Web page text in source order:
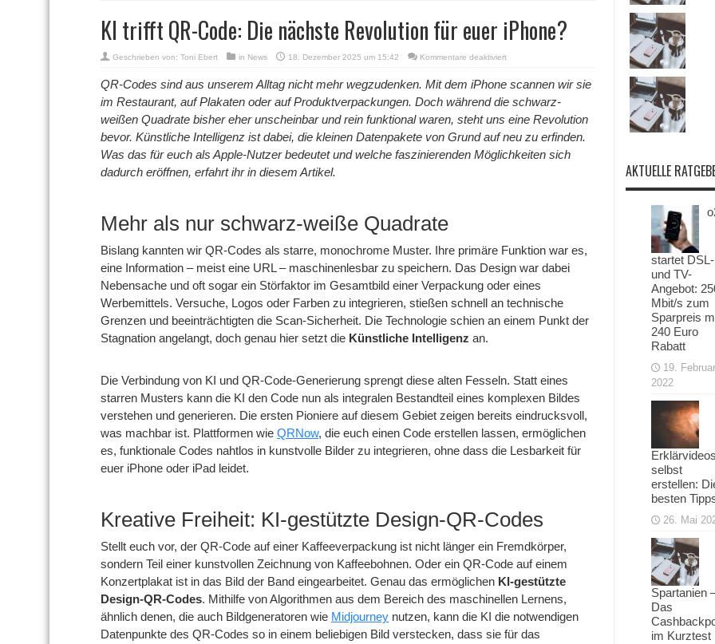
KI trifft QR-Code: Die nächste Revolution für euer iPhone?
Geschrieben von: Toni Ebert in News 18. Dezember 2025 um 15:42 Kommentare deaktiviertfür
trifft
Code:
Die
Revolution
für
QR-Codes sind aus unserem Alltag nicht mehr wegzudenken. Mit dem iPhone scannen wir sie
im Restaurant, auf Plakaten oder auf Produktverpackungen. Doch während die schwarz-
weißen Quadrate bisher eher unscheinbar und rein funktional waren, steht uns eine Revolution
bevor. Künstliche Intelligenz ist dabei, die kleinen Datenpakete von Grund auf neu zu erfinden.
Was das für euch als Apple-Nutzer bedeutet und welche faszinierenden Möglichkeiten sich
dadurch eröffnen, erfahrt ihr in diesem Artikel.
Mehr als nur schwarz-weiße Quadrate
Bislang kannten wir QR-Codes als starre, monochrome Muster. Ihre primäre Funktion war es,
eine Information – meist eine URL – maschinenlesbar zu speichern. Das Design war dabei
Nebensache und oft sogar ein Störfaktor im Gesamtbild einer Verpackung oder eines
Werbemittels. Versuche, Logos oder Farben zu integrieren, stießen schnell an technische
Grenzen und beeinträchtigten die Scan-Sicherheit. Die Technologie schien an einem Punkt der
Stagnation angelangt, doch genau hier setzt die Künstliche Intelligenz an.
Die Verbindung von KI und QR-Code-Generierung sprengt diese alten Fesseln. Statt eines
starren Musters kann die KI den Code nun als integralen Bestandteil eines komplexen Bildes
verstehen und generieren. Die ersten Pioniere auf diesem Gebiet zeigen bereits eindrucksvoll,
was machbar ist. Plattformen wie QRNow, die euch einen Code erstellen lassen, ermöglichen
es, funktionale Codes nahtlos in kunstvolle Bilder zu integrieren, ohne dass die Lesbarkeit für
euer iPhone oder iPad leidet.
Kreative Freiheit: KI-gestützte Design-QR-Codes
Stellt euch vor, der QR-Code auf einer Kaffeeverpackung ist nicht länger ein Fremdkörper,
sondern Teil einer kunstvollen Zeichnung von Kaffeebohnen. Oder ein QR-Code auf einem
Konzertplakat ist in das Bild der Band eingearbeitet. Genau das ermöglichen KI-gestützte
Design-QR-Codes. Mithilfe von Algorithmen aus dem Bereich des maschinellen Lernens,
ähnlich denen, die auch Bildgeneratoren wie Midjourney nutzen, kann die KI die notwendigen
Datenpunkte des QR-Codes so in einem beliebigen Bild verstecken, dass sie für das
AKTUELLE
startet DSL-
und TV-
Angebot:
Mbit/s zum
Sparpreis
240 Euro
Rabatt
19. Februar
2022
Erklärvideos
selbst
erstellen:
besten
26. Mai
Spartanien
Das
im Kurztest